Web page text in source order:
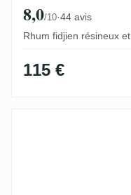
8,0/10·44 avis
Rhum fidjien résineux
115 €
Foursquare &